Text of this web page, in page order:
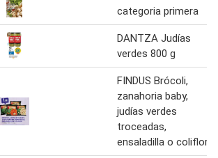
categoria primera
DANTZA Judías
verdes 800 g
FINDUS Brócoli,
zanahoria baby,
judías verdes
troceadas,
ensaladilla o coliflor